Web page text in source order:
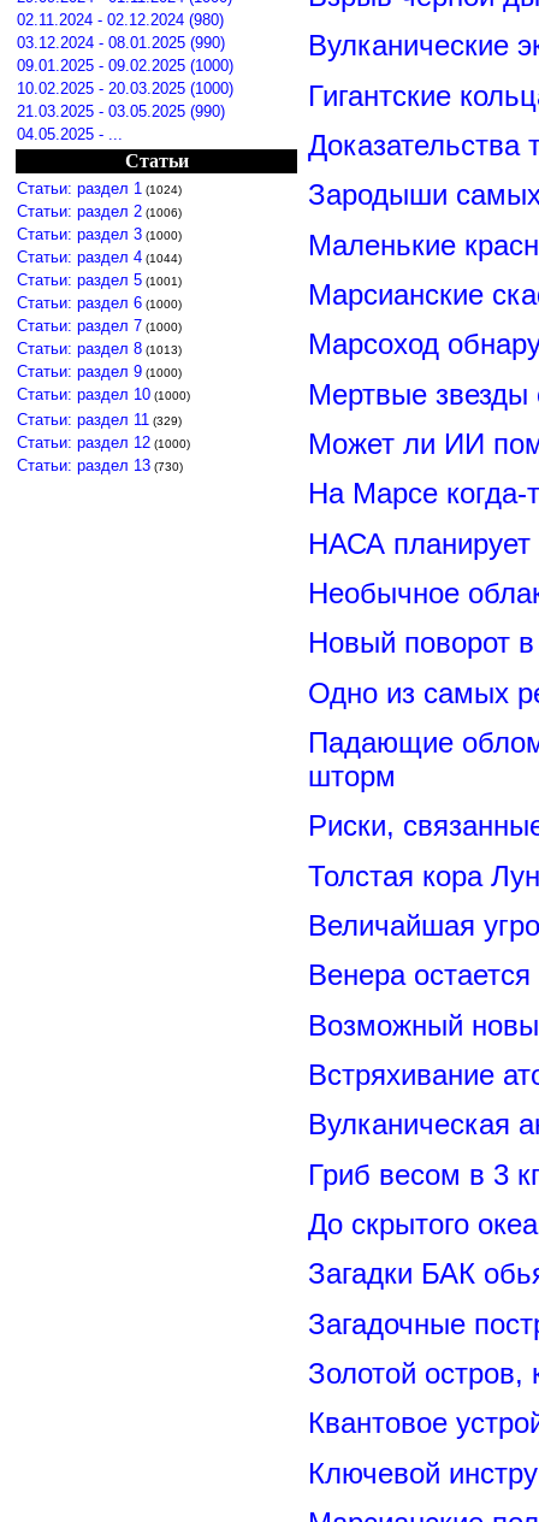
02.11.2024 - 02.12.2024 (980)
03.12.2024 - 08.01.2025 (990)
09.01.2025 - 09.02.2025 (1000)
10.02.2025 - 20.03.2025 (1000)
21.03.2025 - 03.05.2025 (990)
04.05.2025 - ...
Статьи
Статьи: раздел 1 (1024)
Статьи: раздел 2 (1006)
Статьи: раздел 3 (1000)
Статьи: раздел 4 (1044)
Статьи: раздел 5 (1001)
Статьи: раздел 6 (1000)
Статьи: раздел 7 (1000)
Статьи: раздел 8 (1013)
Статьи: раздел 9 (1000)
Статьи: раздел 10 (1000)
Статьи: раздел 11 (329)
Статьи: раздел 12 (1000)
Статьи: раздел 13 (730)
Вулканические
Гигантские
Доказательства
Зародыши самых
Маленькие
Марсианские
Марсоход
Мертвые звезды
Может ли ИИ
На Марсе когда-
НАСА
Необычное
Новый поворот
Одно из самых
Падающие
шторм
Риски,
Толстая кора
Величайшая
Венера
Возможный
Встряхивание
Вулканическая
Гриб весом в 3
До скрытого
Загадки БАК
Загадочные
Золотой остров,
Квантовое
Ключевой